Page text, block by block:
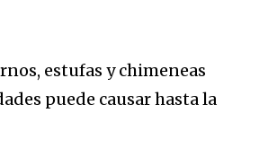
estufas y chimeneas
puede causar hasta la